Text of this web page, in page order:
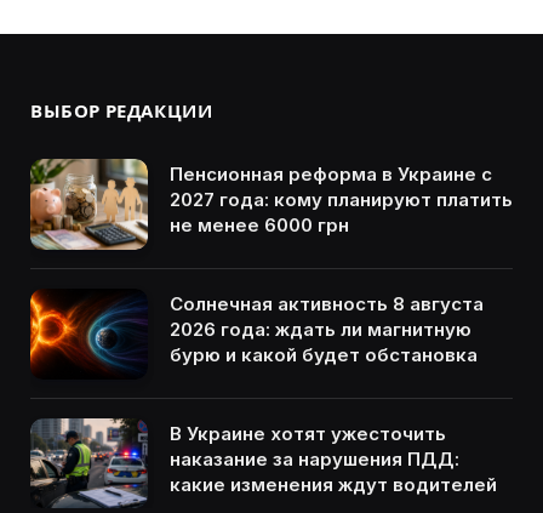
ВЫБОР РЕДАКЦИИ
Пенсионная реформа в Украине с
2027 года: кому планируют платить
не менее 6000 грн
Солнечная активность 8 августа
2026 года: ждать ли магнитную
бурю и какой будет обстановка
В Украине хотят ужесточить
наказание за нарушения ПДД:
какие изменения ждут водителей